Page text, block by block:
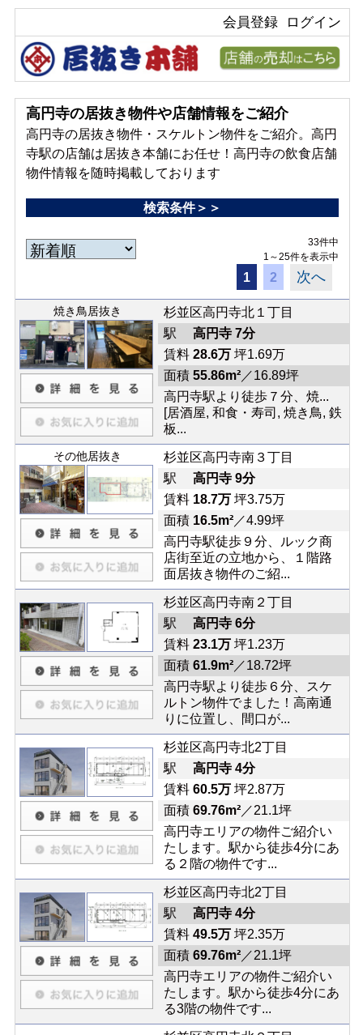
ログイン
会員登録
高円寺の居抜き物件や店舗情報をご紹介
高円寺の居抜き物件・スケルトン物件をご紹介。高円
寺駅の店舗は居抜き本舗にお任せ！高円寺の飲食店舗
物件情報を随時掲載しております
検索条件＞＞
33件中
1～25件を表示中
1 2 次へ
焼き鳥居抜き
杉並区高円寺北１丁目
駅 高円寺 7分
賃料 28.6万坪1.69万
面積 55.86m²／16.89坪
高円寺駅より徒歩７分、焼...
[居酒屋, 和食・寿司, 焼き鳥, 鉄
板...
その他居抜き
杉並区高円寺南３丁目
駅 高円寺 9分
賃料 18.7万坪3.75万
面積 16.5m²／4.99坪
高円寺駅徒歩９分、ルック商
店街至近の立地から、１階路
面居抜き物件のご紹...
杉並区高円寺南２丁目
駅 高円寺 6分
賃料 23.1万坪1.23万
面積 61.9m²／18.72坪
高円寺駅より徒歩６分、スケ
ルトン物件でました！高南通
りに位置し、間口が...
杉並区高円寺北2丁目
駅 高円寺 4分
賃料 60.5万坪2.87万
面積 69.76m²／21.1坪
高円寺エリアの物件ご紹介い
たします。駅から徒歩4分にあ
る２階の物件です...
杉並区高円寺北2丁目
駅 高円寺 4分
賃料 49.5万坪2.35万
面積 69.76m²／21.1坪
高円寺エリアの物件ご紹介い
たします。駅から徒歩4分にあ
る3階の物件です...